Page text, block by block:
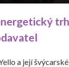
a její